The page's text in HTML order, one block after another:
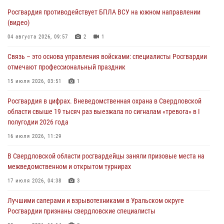
Росгвардия приняла участие в обеспечении безопасности Дня
города в Екатеринбурге
03 августа 2026, 07:43 3
Росгвардия приняла участие в межведомственном
антитеррористическом учении в Свердловской области
31 июля 2026, 12:27 1
Росгвардия обеспечивает безопасность граждан на южном
направлении
31 июля 2026, 06:56
рассказал об итогах работы подразделения в эфире телекомпании
«Телекон»
30 июля 2026, 11:33 1
Росгвардия противодействует БПЛА ВСУ на южном направлении
(видео)
04 августа 2026, 09:57 2 1
Связь – это основа управления войсками: специалисты Росгвардии
отмечают профессиональный праздник
15 июля 2026, 03:51 1
Росгвардия в цифрах. Вневедомственная охрана в Свердловской
области свыше 19 тысяч раз выезжала по сигналам «тревога» в I
полугодии 2026 года
16 июля 2026, 11:29
В Свердловской области росгвардейцы заняли призовые места на
межведомственном и открытом турнирах
17 июля 2026, 04:38 3
Лучшими саперами и взрывотехниками в Уральском округе
Росгвардии признаны свердловские специалисты